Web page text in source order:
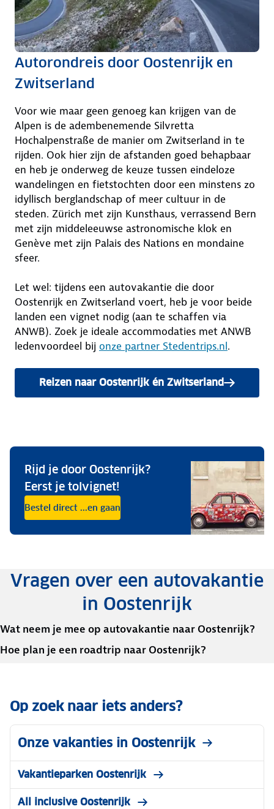
Autorondreis door Oostenrijk en
Zwitserland
Voor wie maar geen genoeg kan krijgen van de
Alpen is de adembenemende Silvretta
Hochalpenstraße de manier om Zwitserland in te
rijden. Ook hier zijn de afstanden goed behapbaar
en heb je onderweg de keuze tussen eindeloze
wandelingen en fietstochten door een minstens zo
idyllisch berglandschap of meer cultuur in de
steden. Zürich met zijn Kunsthaus, verrassend Bern
met zijn middeleeuwse astronomische klok en
Genève met zijn Palais des Nations en mondaine
sfeer.
Let wel: tijdens een autovakantie die door
Oostenrijk en Zwitserland voert, heb je voor beide
landen een vignet nodig (aan te schaffen via
ANWB). Zoek je ideale accommodaties met ANWB
ledenvoordeel bij onze partner Stedentrips.nl.
Reizen naar Oostenrijk én Zwitserland
Rijd je door Oostenrijk?
Eerst je tolvignet!
Bestel direct ...en gaan
Vragen over een autovakantie
in Oostenrijk
Wat neem je mee op autovakantie naar Oostenrijk?
Hoe plan je een roadtrip naar Oostenrijk?
Op zoek naar iets anders?
Onze vakanties in Oostenrijk
Vakantieparken Oostenrijk
All inclusive Oostenrijk